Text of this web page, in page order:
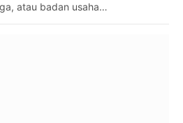
atau badan usaha…